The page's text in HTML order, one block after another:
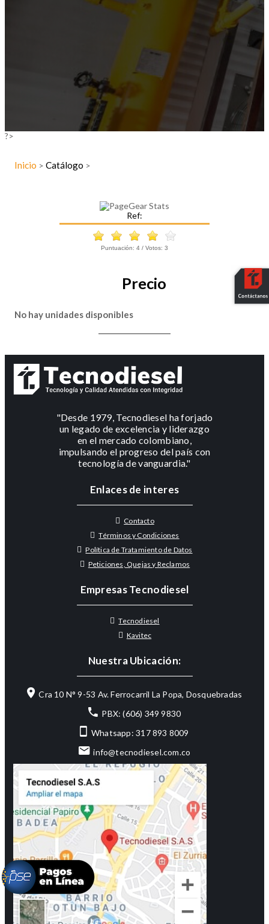
?>
Inicio > Catálogo >
Ref:
Puntuación: 4 / Votos: 3
Precio
No hay unidades disponibles
"Desde 1979, Tecnodiesel ha forjado
un legado de excelencia y liderazgo
en el mercado colombiano,
impulsando el progreso del país con
tecnología de vanguardia."
Enlaces de interes
Contacto
Términos y Condiciones
Política de Tratamiento de Datos
Peticiones, Quejas y Reclamos
Empresas Tecnodiesel
Tecnodiesel
Kavitec
Nuestra Ubicación:
Cra 10 N° 9-53 Av. Ferrocarril La Popa, Dosquebradas
PBX: (606) 349 9830
Whatsapp: 317 893 8009
info@tecnodiesel.com.co